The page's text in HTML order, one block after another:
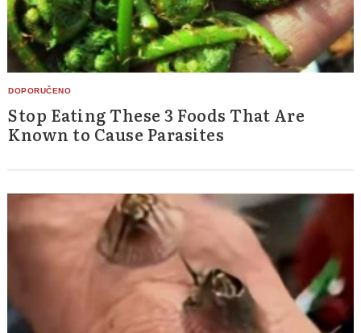
Stop Eating These 3 Foods That Are
Known to Cause Parasites